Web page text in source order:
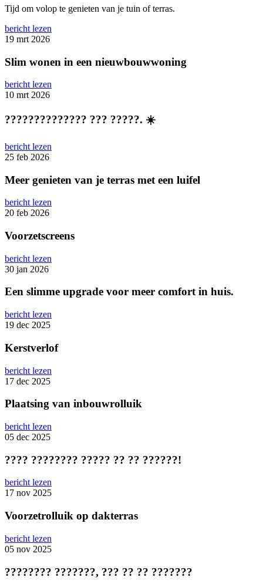
Tijd om volop te genieten van je tuin of terras.
bericht lezen
19 mrt 2026
Slim wonen in een nieuwbouwwoning
bericht lezen
10 mrt 2026
?????????????? ??? ?????. ☀️
bericht lezen
25 feb 2026
Meer genieten van je terras met een luifel
bericht lezen
20 feb 2026
Voorzetscreens
bericht lezen
30 jan 2026
Een slimme upgrade voor meer comfort in huis.
bericht lezen
19 dec 2025
Kerstverlof
bericht lezen
17 dec 2025
Plaatsing van inbouwrolluik
bericht lezen
05 dec 2025
???? ???????? ????? ?? ?? ??????!
bericht lezen
17 nov 2025
Voorzetrolluik op dakterras
bericht lezen
05 nov 2025
???????? ???????, ??? ?? ?? ???????